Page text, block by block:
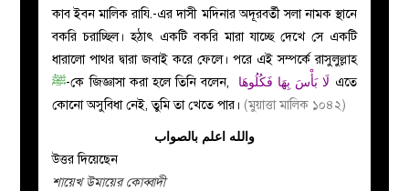
কাব ইবন মালিক রাযি.-এর দাসী মদিনার অদূরবর্তী সলা নামক স্থানে
বকরি চরাচ্ছিল। হঠাৎ একটি বকরি মারা যাচ্ছে দেখে সে একটি
ধারালো পাথর দ্বারা জবাই করে ফেলে। পরে এই সম্পর্কে রাসুলুল্লাহ
ﷺ-কে জিজ্ঞাসা করা হলে তিনি বলেন, لَا بَأْسَ بِهَا فَكُلُوهَا এতে
কোনো অসুবিধা নেই, তুমি তা খেতে পার। (মুয়াত্তা মালিক ১০৪২)
والله اعلم بالصواب
উত্তর দিয়েছেন
শায়েখ উমায়ের কোব্বাদী